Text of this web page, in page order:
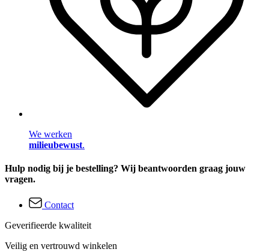
We werken
milieubewust.
Hulp nodig bij je bestelling? Wij beantwoorden graag jouw
vragen.
Contact
Geverifieerde kwaliteit
Veilig en vertrouwd winkelen